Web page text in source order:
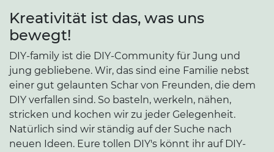
Kreativität ist das, was uns
bewegt!
DIY-family ist die DIY-Community für Jung und
jung gebliebene. Wir, das sind eine Familie nebst
einer gut gelaunten Schar von Freunden, die dem
DIY verfallen sind. So basteln, werkeln, nähen,
stricken und kochen wir zu jeder Gelegenheit.
Natürlich sind wir ständig auf der Suche nach
neuen Ideen. Eure tollen DIY's könnt ihr auf DIY-